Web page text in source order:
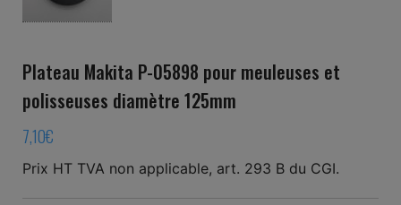
Plateau Makita P-05898 pour meuleuses et
polisseuses diamètre 125mm
7,10€
Prix HT TVA non applicable, art. 293 B du CGI.